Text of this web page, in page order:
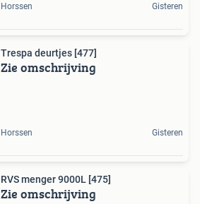
Horssen Gisteren
Trespa deurtjes [477]
Zie omschrijving
Horssen Gisteren
RVS menger 9000L [475]
Zie omschrijving